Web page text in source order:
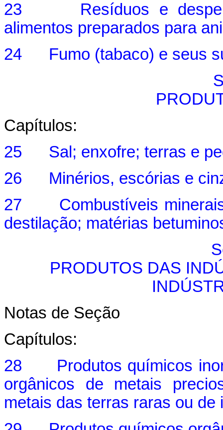
23 Resíduos e
alimentos preparados para
24 Fumo (tabaco) e seus
Capítulos:
25 Sal; enxofre; terras e
26 Minérios, escórias e
27 Combustíveis
destilação; matérias
PRODUTOS DAS
Notas de Seção
Capítulos:
28 Produtos químicos
orgânicos de metais
metais das terras raras ou de